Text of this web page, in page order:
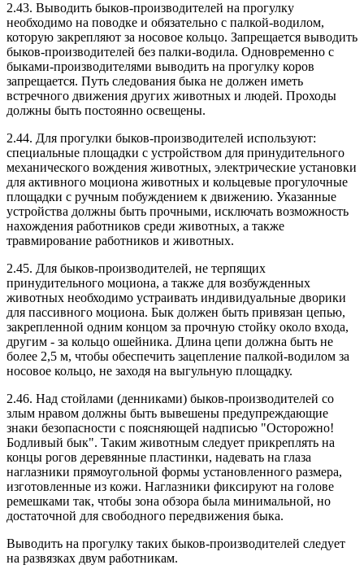
2.43. Выводить быков-производителей на прогулку
необходимо на поводке и обязательно с палкой-водилом,
которую закрепляют за носовое кольцо. Запрещается выводить
быков-производителей без палки-водила. Одновременно с
быками-производителями выводить на прогулку коров
запрещается. Путь следования быка не должен иметь
встречного движения других животных и людей. Проходы
должны быть постоянно освещены.
2.44. Для прогулки быков-производителей используют:
специальные площадки с устройством для принудительного
механического вождения животных, электрические установки
для активного моциона животных и кольцевые прогулочные
площадки с ручным побуждением к движению. Указанные
устройства должны быть прочными, исключать возможность
нахождения работников среди животных, а также
травмирование работников и животных.
2.45. Для быков-производителей, не терпящих
принудительного моциона, а также для возбужденных
животных необходимо устраивать индивидуальные дворики
для пассивного моциона. Бык должен быть привязан цепью,
закрепленной одним концом за прочную стойку около входа,
другим - за кольцо ошейника. Длина цепи должна быть не
более 2,5 м, чтобы обеспечить зацепление палкой-водилом за
носовое кольцо, не заходя на выгульную площадку.
2.46. Над стойлами (денниками) быков-производителей со
злым нравом должны быть вывешены предупреждающие
знаки безопасности с поясняющей надписью "Осторожно!
Бодливый бык". Таким животным следует прикреплять на
концы рогов деревянные пластинки, надевать на глаза
наглазники прямоугольной формы установленного размера,
изготовленные из кожи. Наглазники фиксируют на голове
ремешками так, чтобы зона обзора была минимальной, но
достаточной для свободного передвижения быка.
Выводить на прогулку таких быков-производителей следует
на развязках двум работникам.